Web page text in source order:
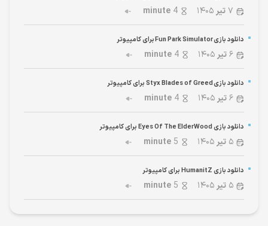
۷تیر ۱۴۰۵ 4
minute
دانلود بازی Fun Park Simulator برای کامپیوتر
۶تیر ۱۴۰۵ 4
minute
دانلود بازی Styx Blades of Greed برای کامپیوتر
۶تیر ۱۴۰۵ 4
minute
دانلود بازی Eyes Of The ElderWood برای کامپیوتر
۵ تیر ۱۴۰۵ 5
minute
دانلود بازی HumanitZ برای کامپیوتر
۵ تیر ۱۴۰۵ 5
minute